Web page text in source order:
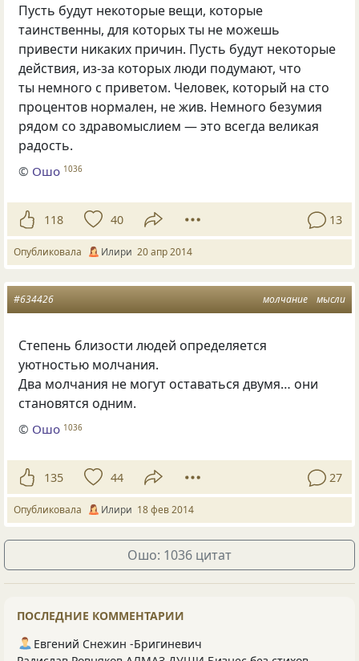
Пусть будут некоторые вещи, которые
таинственны, для которых ты не можешь
привести никаких причин. Пусть будут некоторые
действия, из-за которых люди подумают, что
ты немного с приветом. Человек, который на сто
процентов нормален, не жив. Немного безумия
рядом со здравомыслием — это всегда великая
радость.
© Ошо 1036
118 40 13
Опубликовала Илири 20 апр 2014
молчание мысли
#634426
Степень близости людей определяется
уютностью молчания.
Два молчания не могут оставаться двумя… они
становятся одним.
© Ошо 1036
135 44 27
Опубликовала Илири 18 фев 2014
Ошо: 1036 цитат
ПОСЛЕДНИЕ КОММЕНТАРИИ
Евгений Снежин -Бригиневич